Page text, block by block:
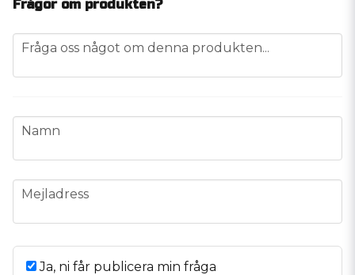
Frågor om produkten?
question
Fråga oss något om denna produkten...
name
Namn
email
Mejladress
Ja, ni får publicera min fråga